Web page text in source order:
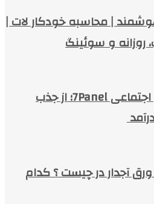
| محاسبه خودکار لات |
روزانه و سوئینگ
خدمات شبکه‌های اجتماعی 7Panel؛ از جذب
آجدار در چیست ؟ کدام